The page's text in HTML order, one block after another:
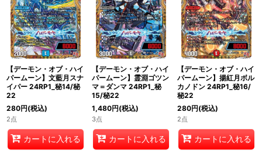
【デーモン・オブ・ハイ
パームーン】文藍月スナ
イパー 24RP1_秘14/秘
22
280円(税込)
2点
カートに入れる
【デーモン・オブ・ハイ
パームーン】霊淵ゴツン
マ＝ダンマ 24RP1_秘
15/秘22
1,480円(税込)
3点
カートに入れる
【デーモン・オブ・ハイ
パームーン】揚紅月ボル
カノドン 24RP1_秘16/
秘22
280円(税込)
2点
カートに入れる